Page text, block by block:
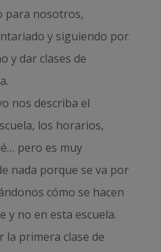
para nosotros,
y siguiendo por
y dar clases de
nos describa el
los horarios,
pero es muy
nada porque se va por
cómo se hacen
y no en esta escuela.
la primera clase de